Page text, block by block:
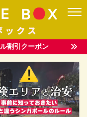
割引クーポン